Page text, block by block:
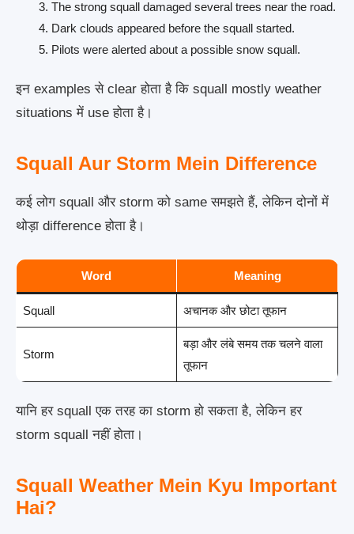
The strong squall damaged several trees near the road.
Dark clouds appeared before the squall started.
Pilots were alerted about a possible snow squall.
इन examples से clear होता है कि squall mostly weather
situations में use होता है।
Squall Aur Storm Mein Difference
कई लोग squall और storm को same समझते हैं, लेकिन दोनों में
थोड़ा difference होता है।
Word Meaning
Squall अचानक और छोटा तूफान
Storm
बड़ा और लंबे समय तक चलने वाला
तूफान
यानि हर squall एक तरह का storm हो सकता है, लेकिन हर
storm squall नहीं होता।
Squall Weather Mein Kyu Important
Hai?